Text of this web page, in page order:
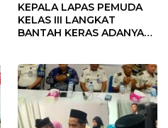
KEPALA LAPAS PEMUDA
KELAS III LANGKAT
BANTAH KERAS ADANYA
TENTANG SINDIKAT
PENIPU PENJUALAN EMAS